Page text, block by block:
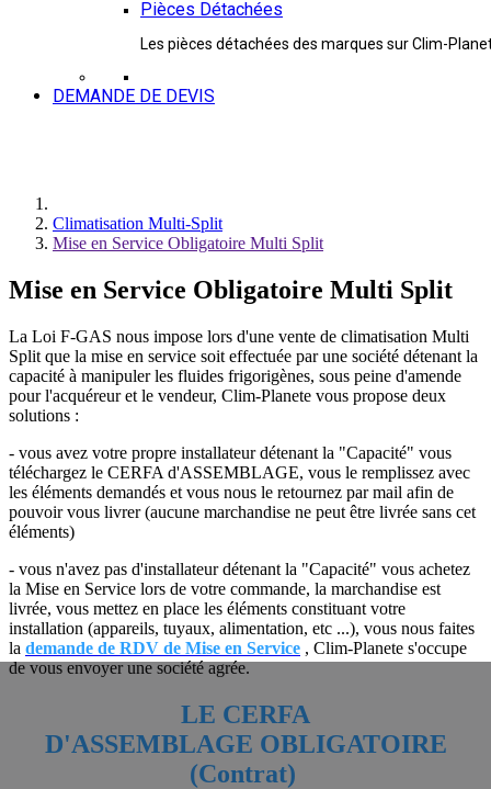
Pièces Détachées
Les pièces détachées des marques sur Clim-
DEMANDE DE DEVIS
Climatisation Multi-Split
Mise en Service Obligatoire Multi Split
Mise en Service Obligatoire Multi Split
La Loi F-GAS nous impose lors d'une vente de climatisation Multi
Split que la mise en service soit effectuée par une société détenant la
capacité à manipuler les fluides frigorigènes, sous peine d'amende
pour l'acquéreur et le vendeur, Clim-Planete vous propose deux
solutions :
- vous avez votre propre installateur détenant la "Capacité" vous
téléchargez le CERFA d'ASSEMBLAGE, vous le remplissez avec
les éléments demandés et vous nous le retournez par mail afin de
pouvoir vous livrer (aucune marchandise ne peut être livrée sans cet
éléments)
- vous n'avez pas d'installateur détenant la "Capacité" vous achetez
la Mise en Service lors de votre commande, la marchandise est
livrée, vous mettez en place les éléments constituant votre
installation (appareils, tuyaux, alimentation, etc ...), vous nous faites
la demande de RDV de Mise en Service , Clim-Planete s'occupe
de vous envoyer une société agrée.
LE CERFA
D'ASSEMBLAGE OBLIGATOIRE
(Contrat)